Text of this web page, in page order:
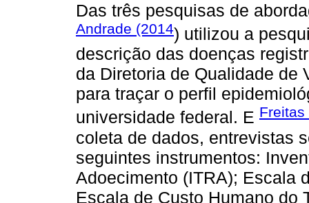
Das três pesquisas de
Andrade (2014) utilizou a
descrição das doenças
da Diretoria de Qualidade de
para traçar o perfil
universidade federal. E Freitas
coleta de dados, entrevistas
seguintes instrumentos:
Adoecimento (ITRA); Escala
Escala de Custo Humano do